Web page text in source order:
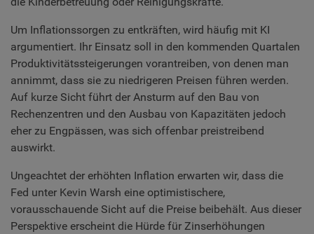
Um Inflationssorgen zu entkräften, wird häufig mit KI
argumentiert. Ihr Einsatz soll in den kommenden Quartalen
Produktivitätssteigerungen vorantreiben, von denen man
annimmt, dass sie zu niedrigeren Preisen führen werden.
Auf kurze Sicht führt der Ansturm auf den Bau von
Rechenzentren und den Ausbau von Kapazitäten jedoch
eher zu Engpässen, was sich offenbar preistreibend
auswirkt.
Ungeachtet der erhöhten Inflation erwarten wir, dass die
Fed unter Kevin Warsh eine optimistischere,
vorausschauende Sicht auf die Preise beibehält. Aus dieser
Perspektive erscheint die Hürde für Zinserhöhungen